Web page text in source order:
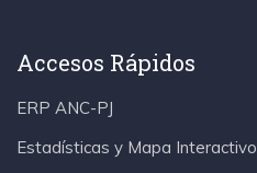
Accesos Rápidos
ERP ANC-PJ
Estadísticas y Mapa Interactivo